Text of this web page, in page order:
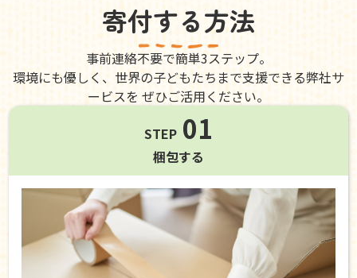
寄付する方法
事前連絡不要で簡単3ステップ。
環境にも優しく、世界の子どもたちまで支援できる弊社サ
ービスを ぜひご活用ください。
STEP 01
梱包する